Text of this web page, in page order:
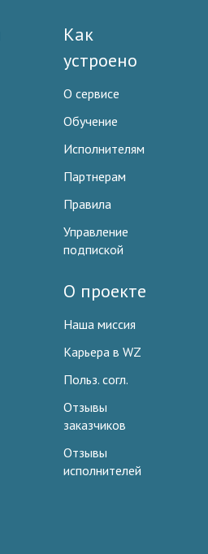
Как
устроено
О сервисе
Обучение
Исполнителям
Партнерам
Правила
Управление
подпиской
О проекте
Наша миссия
Карьера в WZ
Польз. согл.
Отзывы
заказчиков
Отзывы
исполнителей